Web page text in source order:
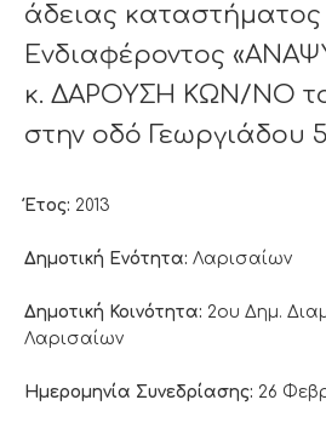
άδειας καταστήματος
Ενδιαφέροντος
κ. ΔΑΡΟΥΣΗ ΚΩΝ/ΝΟ
στην οδό Γεωργιάδου
Έτος: 2013
Δημοτική Ενότητα: Λαρισαίων
Δημοτική Κοινότητα: 2ου Δημ.
Λαρισαίων
Ημερομηνία Συνεδρίασης: 26